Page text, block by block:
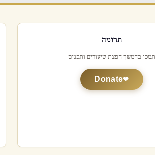
תרומה
תמכו בהמשך הפצת שיעורים ותכנים
Donate